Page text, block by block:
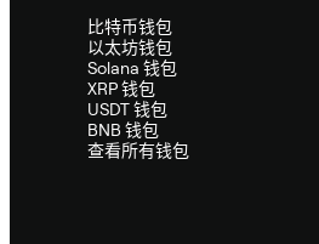
比特币钱包
以太坊钱包
Solana 钱包
XRP 钱包
USDT 钱包
BNB 钱包
查看所有钱包